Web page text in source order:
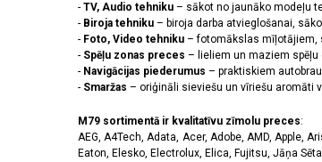
- TV, Audio tehniku – sākot no jaunāko modeļu
- Biroja tehniku – biroja darba atvieglošanai,
- Foto, Video tehniku – fotomākslas mīļotājiem,
- Spēļu zonas preces – lieliem un maziem
- Navigācijas piederumus – praktiskiem
- Smaržas – oriģināli sieviešu un vīriešu aromāti
M79 sortimentā ir kvalitatīvu zīmolu preces:
AEG, A4Tech, Adata, Acer, Adobe, AMD, Apple,
Eaton, Elesko, Electrolux, Elica, Fujitsu, Jāņa